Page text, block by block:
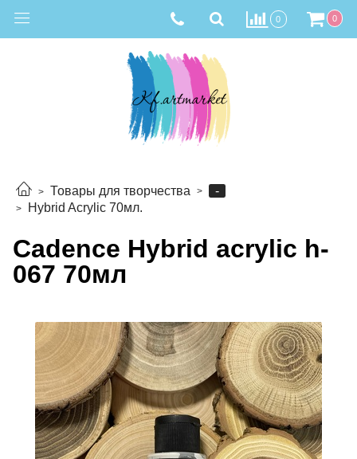
0 0
Товары для творчества
-
Hybrid Acrylic 70мл.
Cadence Hybrid acrylic h-
067 70мл